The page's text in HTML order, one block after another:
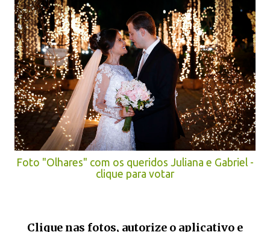
Foto "Olhares" com os queridos Juliana e Gabriel -
clique para votar
Clique nas fotos, autorize o aplicativo e